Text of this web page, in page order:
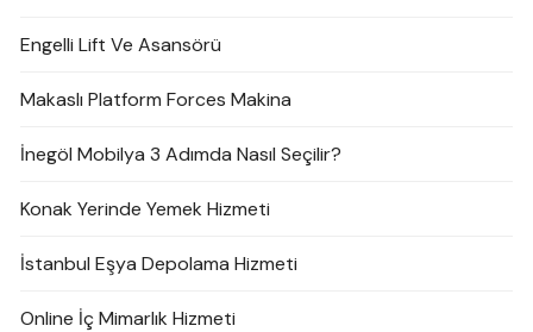
Engelli Lift Ve Asansörü
Makaslı Platform Forces Makina
İnegöl Mobilya 3 Adımda Nasıl Seçilir?
Konak Yerinde Yemek Hizmeti
İstanbul Eşya Depolama Hizmeti
Online İç Mimarlık Hizmeti